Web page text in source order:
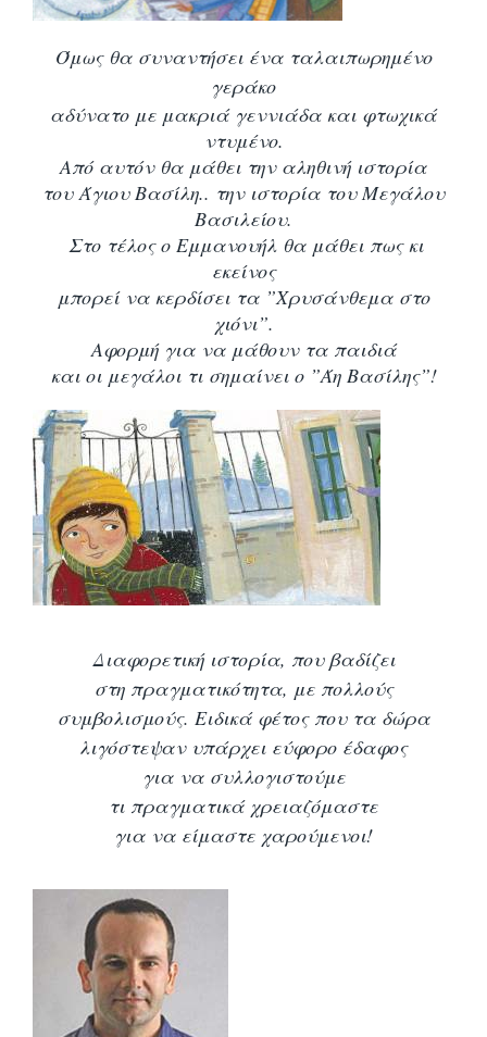
Όμως θα συναντήσει ένα ταλαιπωρημένο
γεράκο
αδύνατο με μακριά γεννιάδα και φτωχικά
ντυμένο.
Από αυτόν θα μάθει την αληθινή ιστορία
του Άγιου Βασίλη.. την ιστορία του Μεγάλου
Βασιλείου.
Στο τέλος ο Εμμανουήλ θα μάθει πως κι
εκείνος
μπορεί να κερδίσει τα ”Χρυσάνθεμα στο
χιόνι”.
Αφορμή για να μάθουν τα παιδιά
και οι μεγάλοι τι σημαίνει ο ”Άη Βασίλης”!
Διαφορετική ιστορία, που βαδίζει
στη πραγματικότητα, με πολλούς
συμβολισμούς. Ειδικά φέτος που τα δώρα
λιγόστεψαν υπάρχει εύφορο έδαφος
για να συλλογιστούμε
τι πραγματικά χρειαζόμαστε
για να είμαστε χαρούμενοι!